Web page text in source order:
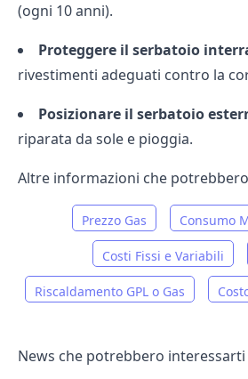
(ogni 10 anni).
Proteggere il serbatoio
rivestimenti adeguati contro la
Posizionare il serbatoio
riparata da sole e pioggia.
Altre informazioni che
Prezzo Gas Consumo
Costi Fissi e Variabili
Riscaldamento GPL o Gas
News che potrebbero interessarti